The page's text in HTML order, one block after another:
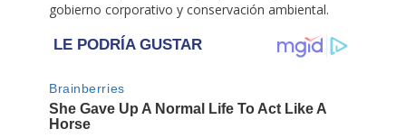
gobierno corporativo y conservación ambiental.